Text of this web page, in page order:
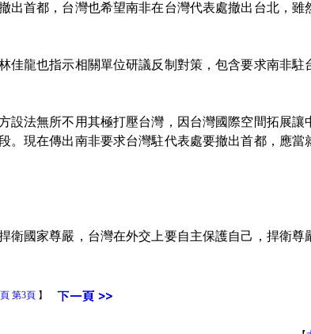
出首都，台灣也希望南非在台灣代表處撤出台北，雖
龍也指示相關單位研議反制對策，包含要求南非駐
法無所不用其極打壓台灣，因台灣國際空間拓展讓
。現在傳出南非要求台灣駐代表處要撤出首都，應當
國家尊嚴，台灣在外交上要自主保護自己，捍衛尊
第3頁 】